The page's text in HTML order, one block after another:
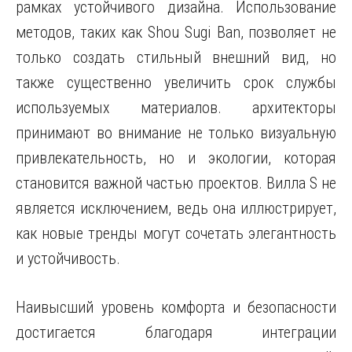
рамках устойчивого дизайна. Использование
методов, таких как Shou Sugi Ban, позволяет не
только создать стильный внешний вид, но
также существенно увеличить срок службы
используемых материалов. архитекторы
принимают во внимание не только визуальную
привлекательность, но и экологии, которая
становится важной частью проектов. Вилла S не
является исключением, ведь она иллюстрирует,
как новые тренды могут сочетать элегантность
и устойчивость.
Наивысший уровень комфорта и безопасности
достигается благодаря интеграции